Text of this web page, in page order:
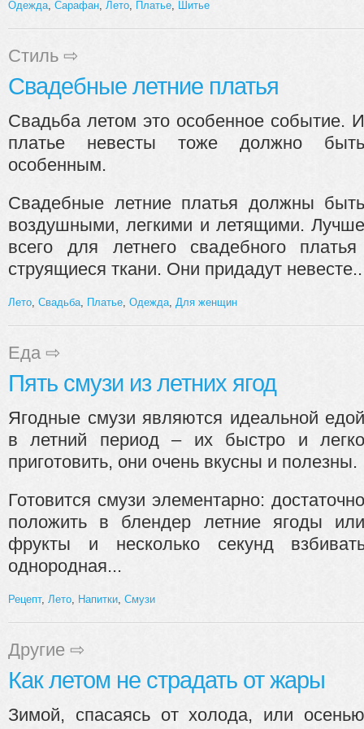
Одежда, Сарафан, Лето, Платье, Шитье
Стиль ⇨
Свадебные летние платья
Свадьба летом это особенное событие. И
платье невесты тоже должно быть
особенным.
Свадебные летние платья должны быть
воздушными, легкими и летящими. Лучше
всего для летнего свадебного платья
струящиеся ткани. Они придадут
Лето, Свадьба, Платье, Одежда, Для женщин
Еда ⇨
Пять смузи из летних ягод
Ягодные смузи являются идеальной едой
в летний период – их быстро и легко
приготовить, они очень вкусны и полезны.
Готовится смузи элементарно: достаточно
положить в блендер летние ягоды или
фрукты и несколько секунд
однородная...
Рецепт, Лето, Напитки, Смузи
Другие ⇨
Как летом не страдать от жары
Зимой, спасаясь от холода, или осенью